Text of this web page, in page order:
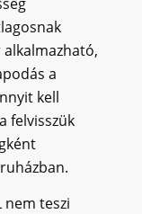
a
kell
felvisszük
nem teszi